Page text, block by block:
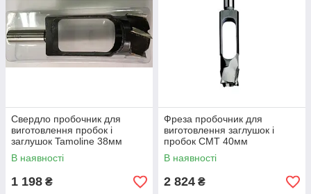
Свердло пробочник для
виготовлення пробок і
заглушок Tamoline 38мм
В наявності
1 198 ₴
Фреза пробочник для
виготовлення заглушок і
пробок CMT 40мм
В наявності
2 824 ₴